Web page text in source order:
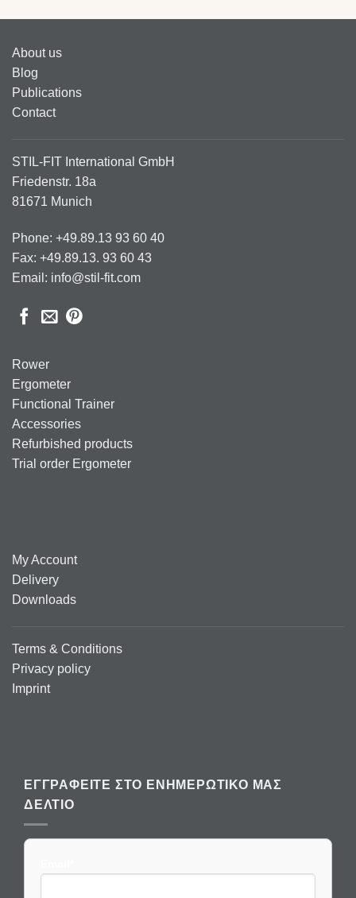
About us
Blog
Publications
Contact
STIL-FIT International GmbH
Friedenstr. 18a
81671 Munich
Phone: +49.89.13 93 60 40
Fax: +49.89.13. 93 60 43
Email: info@stil-fit.com
Rower
Ergometer
Functional Trainer
Accessories
Refurbished products
Trial order Ergometer
My Account
Delivery
Downloads
Terms & Conditions
Privacy policy
Imprint
ΕΓΓΡΑΦΕΊΤΕ ΣΤΟ ΕΝΗΜΕΡΩΤΙΚΌ ΜΑΣ
ΔΕΛΤΊΟ